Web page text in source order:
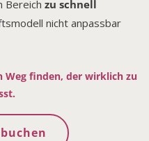
Bereich zu schnell
nicht anpassbar
Weg finden, der wirklich zu